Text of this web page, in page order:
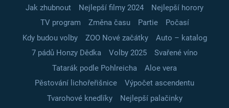
Jak zhubnout Nejlepší filmy 2024
Nejlepší horory
TV program
Změna času Partie
Počasí
Kdy budou volby
ZOO Nové začátky
Auto – katalog
7 pádů Honzy Dědka
Volby 2025
Svařené víno
Tatarák podle Pohlreicha
Aloe vera
Pěstování lichořeřišnice
Výpočet ascendentu
Tvarohové knedlíky
Nejlepší palačinky